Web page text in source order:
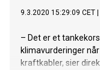
9.3.2020 15:29:09 CET
– Det er et
klimavurderinger
kraftkabler, sier